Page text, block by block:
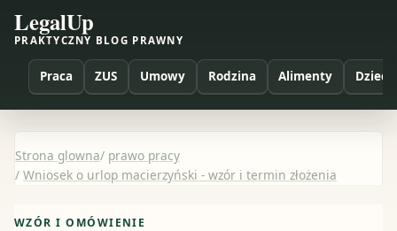
LegalUp
PRAKTYCZNY BLOG PRAWNY
Praca ZUS Umowy Rodzina Alimenty Dzieci
Strona glowna/ prawo pracy
/ Wniosek o urlop macierzyński - wzór i termin złożenia
WZÓR I OMÓWIENIE